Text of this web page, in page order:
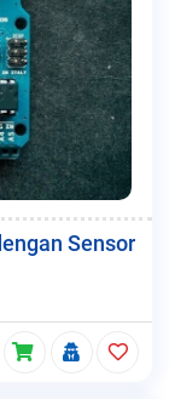
Sensor